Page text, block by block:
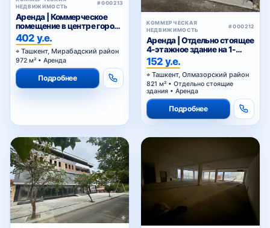
НЕДВИЖИМОСТЬ
#000213
Аренда | Коммерческое
помещение в центре города
в ЖК Sapphire
402 у.е.
Ташкент, Мирабадский район
972 м² • Аренда
Подробнее
КОММЕРЧЕСКАЯ
НЕДВИЖИМОСТЬ
#000212
Аренда | Отдельно стоящее
4-этажное здание на 1-
линии Нурафшан
152 у.е.
Ташкент, Олмазорский район
821 м² • Отдельно стоящие
здания • Аренда
Подробнее